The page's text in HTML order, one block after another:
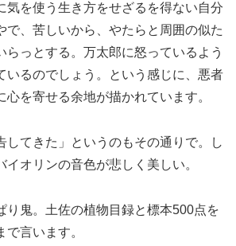
気を使う生き方をせざるを得ない自分
で、苦しいから、やたらと周囲の似た
らっとする。万太郎に怒っているよう
いるのでしょう。という感じに、悪者
心を寄せる余地が描かれています。
してきた」というのもその通りで。し
オリンの音色が悲しく美しい。
り鬼。土佐の植物目録と標本500点を
言います。